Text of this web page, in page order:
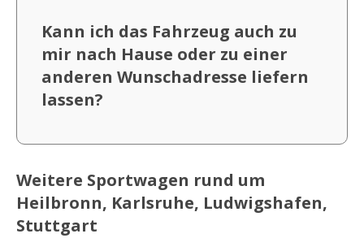
Kann ich das Fahrzeug auch zu
mir nach Hause oder zu einer
anderen Wunschadresse liefern
lassen?
Weitere Sportwagen rund um
Heilbronn, Karlsruhe, Ludwigshafen,
Stuttgart